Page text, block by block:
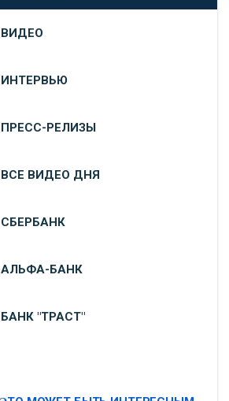
ВИДЕО
ИНТЕРВЬЮ
ПРЕСС-РЕЛИЗЫ
ВСЕ ВИДЕО ДНЯ
СБЕРБАНК
АЛЬФА-БАНК
БАНК "ТРАСТ"